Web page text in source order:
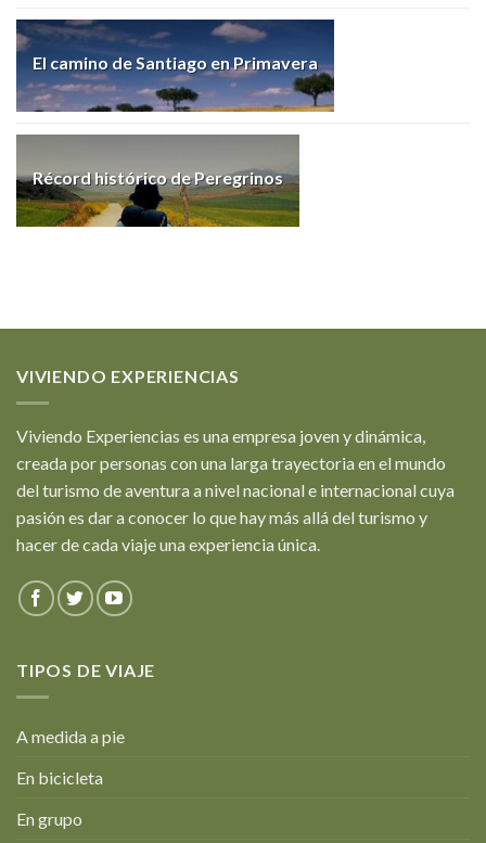
El camino de Santiago en Primavera
Récord histórico de Peregrinos
VIVIENDO EXPERIENCIAS
Viviendo Experiencias es una empresa joven y dinámica,
creada por personas con una larga trayectoria en el mundo
del turismo de aventura a nivel nacional e internacional cuya
pasión es dar a conocer lo que hay más allá del turismo y
hacer de cada viaje una experiencia única.
TIPOS DE VIAJE
A medida a pie
En bicicleta
En grupo